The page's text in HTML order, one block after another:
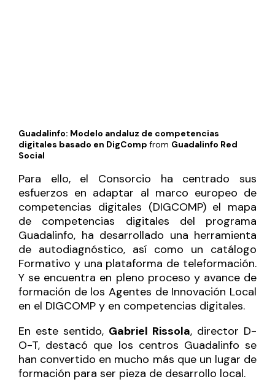
Guadalinfo: Modelo andaluz de competencias
digitales basado en DigComp from Guadalinfo Red
Social
Para ello, el Consorcio ha centrado sus
esfuerzos en adaptar al marco europeo de
competencias digitales (DIGCOMP) el mapa
de competencias digitales del programa
Guadalinfo, ha desarrollado una herramienta
de autodiagnóstico, así como un catálogo
Formativo y una plataforma de teleformación.
Y se encuentra en pleno proceso y avance de
formación de los Agentes de Innovación Local
en el DIGCOMP y en competencias digitales.
En este sentido, Gabriel Rissola, director D-
O-T, destacó que los centros Guadalinfo se
han convertido en mucho más que un lugar de
formación para ser pieza de desarrollo local.